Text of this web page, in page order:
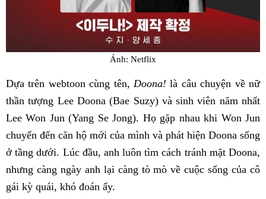
Ảnh: Netflix
Dựa trên webtoon cùng tên, Doona! là câu chuyện về nữ
thần tượng Lee Doona (Bae Suzy) và sinh viên năm nhất
Lee Won Jun (Yang Se Jong). Họ gặp nhau khi Won Jun
chuyển đến căn hộ mới của mình và phát hiện Doona sống
ở tầng dưới. Lúc đầu, anh luôn tìm cách tránh mặt Doona,
nhưng càng ngày anh lại càng tò mò về cuộc sống của cô
gái kỳ quái, khó đoán ấy.